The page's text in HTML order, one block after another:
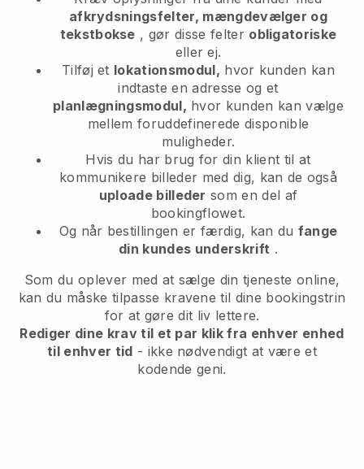
afkrydsningsfelter, mængdevælger og
tekstbokse , gør disse felter obligatoriske
eller ej.
Tilføj et lokationsmodul, hvor kunden kan
indtaste en adresse og et
planlægningsmodul, hvor kunden kan vælge
mellem foruddefinerede disponible
muligheder.
Hvis du har brug for din klient til at
kommunikere billeder med dig, kan de også
uploade billeder som en del af
bookingflowet.
Og når bestillingen er færdig, kan du fange
din kundes underskrift .
Som du oplever med at sælge din tjeneste online,
kan du måske tilpasse kravene til dine bookingstrin
for at gøre dit liv lettere.
Rediger dine krav til et par klik fra enhver enhed
til enhver tid - ikke nødvendigt at være et
kodende geni.